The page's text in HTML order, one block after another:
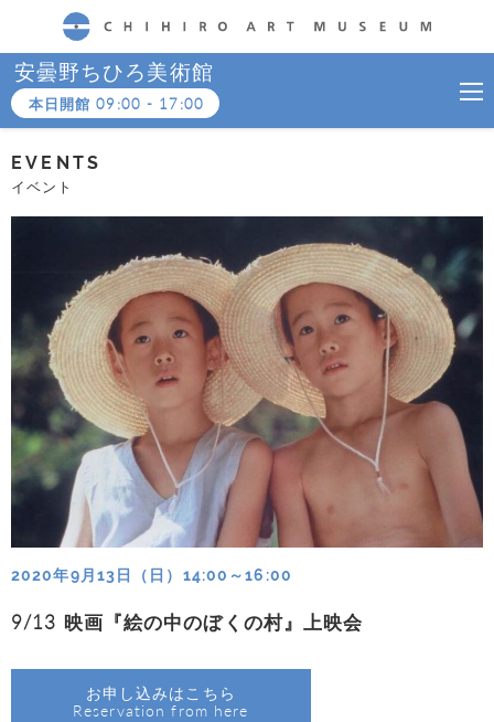
CHIHIRO ART MUSEUM
安曇野ちひろ美術館
本日開館09:00 - 17:00
EVENTS
イベント
2020年9月13日（日）14:00～16:00
9/13 映画『絵の中のぼくの村』上映会
お申し込みはこちら
Reservation from here